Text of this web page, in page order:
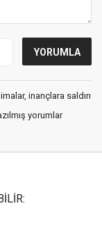
inançlara saldırı
yorumlar